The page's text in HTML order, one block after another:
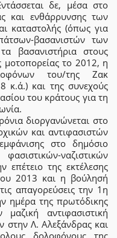
δε, μέσα στο
και ενθάρρυνσης των
καταστολής (όπως για
βασανιστών των
βασανιστήρια στους
μοτοπορείας το 2012, η
του/της Ζακ
και της συνεχούς
του κράτους για τη
διοργανώνεται στο
και αντιφασιστών
στο δημόσιο
ναζιστικών
της εκτέλεσης
2013 και η βούλησή
απαγορεύσεις την 1η
ημέρα της πρωτόδικης
αντιφασιστική
Λ. Αλεξάνδρας και
δολοφόνους της